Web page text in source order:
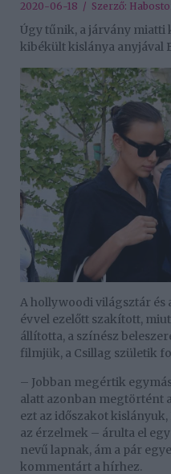
2020-06-18 / Szerző:
Úgy tűnik, a járvány miatti
kibékült kislánya anyjával
A hollywoodi világsztár és
évvel ezelőtt szakított,
állította, a színész
filmjük, a Csillag születik
– Jobban megértik
alatt azonban megtörtént
ezt az időszakot
az érzelmek – árulta el
nevű lapnak, ám a pár
kommentárt a hírhez.